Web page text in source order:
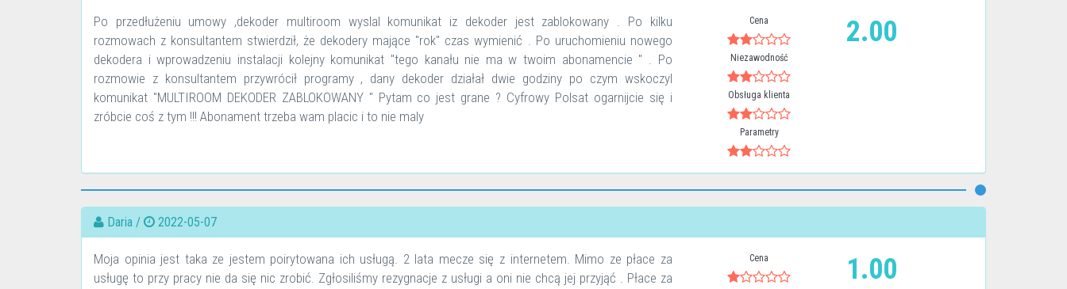
Po przedłużeniu umowy ,dekoder multiroom wyslal komunikat iz dekoder jest zablokowany . Po kilku
rozmowach z konsultantem stwierdził, że dekodery mające "rok" czas wymienić . Po uruchomieniu nowego
dekodera i wprowadzeniu instalacji kolejny komunikat "tego kanału nie ma w twoim abonamencie " . Po
rozmowie z konsultantem przywrócił programy , dany dekoder działał dwie godziny po czym wskoczyl
komunikat "MULTIROOM DEKODER ZABLOKOWANY " Pytam co jest grane ? Cyfrowy Polsat ogarnijcie się i
zróbcie coś z tym !!! Abonament trzeba wam placic i to nie maly
Cena
Niezawodność
Obsługa klienta
Parametry
2.00
Daria / 2022-05-07
Moja opinia jest taka ze jestem poirytowana ich usługą. 2 lata mecze się z internetem. Mimo ze płace za
usługę to przy pracy nie da się nic zrobić. Zgłosiliśmy rezygnacje z usługi a oni nie chcą jej przyjąć . Płace za
Cena 1.00